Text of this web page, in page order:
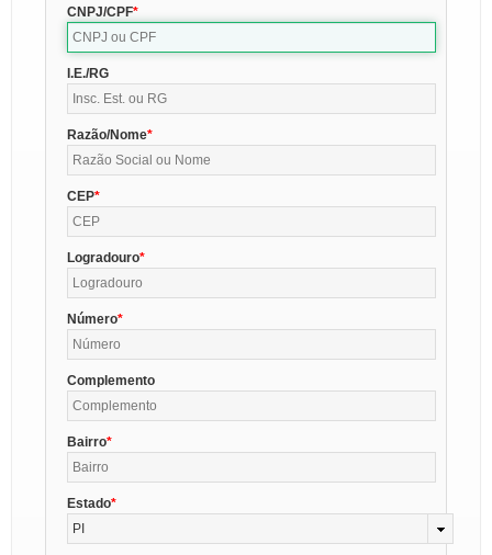
CNPJ/CPF
I.E./RG
Razão/Nome
CEP
Logradouro
Número
Complemento
Bairro
Estado
PI